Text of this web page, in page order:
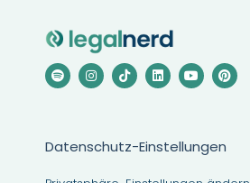
Datenschutz-Einstellungen